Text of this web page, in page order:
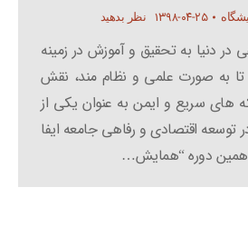
۱۳۹۸-۰۴-۲۵ نظر بدهید
در دنیا به تحقیق و آموزش در زمینه
به صورت علمی و نظام مند، نقش
های سریع و ایمن به عنوان یکی از
توسعه اقتصادی و رفاهی جامعه ایفا
دوره “همایش…